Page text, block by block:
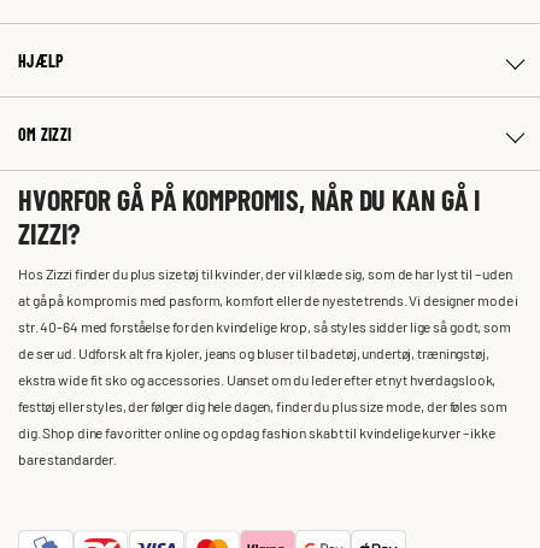
HJÆLP
OM ZIZZI
HVORFOR GÅ PÅ KOMPROMIS, NÅR DU KAN GÅ I
ZIZZI?
Hos Zizzi finder du plus size tøj til kvinder, der vil klæde sig, som de har lyst til – uden
at gå på kompromis med pasform, komfort eller de nyeste trends. Vi designer mode i
str. 40-64 med forståelse for den kvindelige krop, så styles sidder lige så godt, som
de ser ud. Udforsk alt fra kjoler, jeans og bluser til badetøj, undertøj, træningstøj,
ekstra wide fit sko og accessories. Uanset om du leder efter et nyt hverdagslook,
festtøj eller styles, der følger dig hele dagen, finder du plus size mode, der føles som
dig. Shop dine favoritter online og opdag fashion skabt til kvindelige kurver – ikke
bare standarder.